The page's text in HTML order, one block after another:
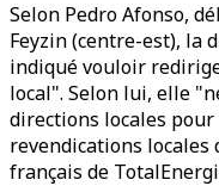
Selon Pedro Afonso,
Feyzin (centre-est), la
indiqué vouloir
local". Selon lui, elle
directions locales
revendications locales
français de